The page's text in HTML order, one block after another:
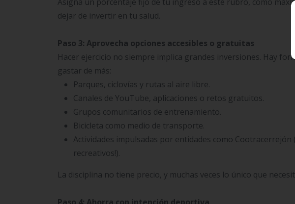
dejar de invertir en tu salud.
Paso 3: Aprovecha opciones accesibles o gratuitas
Hacer ejercicio no siempre implica grandes inversiones. Hay
gastar de más:
Parques, ciclovías y rutas al aire libre.
Canales de YouTube, aplicaciones o retos gratuitos.
Grupos comunitarios de entrenamiento.
Bicicleta como medio de transporte.
Actividades impulsadas por entidades como
recreativos!).
La disciplina no tiene precio, y muchas veces lo único que